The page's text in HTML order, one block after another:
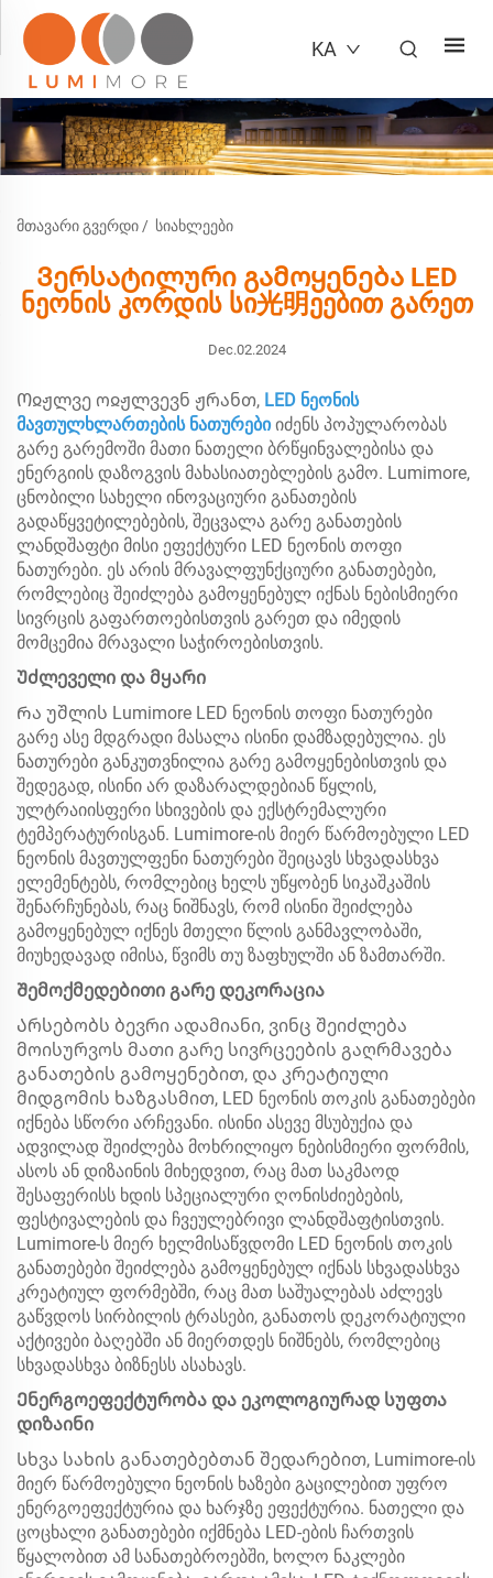
KA
ᲛᲗᲐᲕᲐᲠᲘ ᲒᲕᲔᲠᲓᲘ / ᲡᲘᲐᲮᲚᲔᲔᲑᲘ
Ვერსატილური გამოყენება LED
ნეონის კორდის სი光明ეებით გარეთ
Dec.02.2024
Ოჲჟლვე ოჲჟლვევნ ჟრანთ, LED ნეონის
მავთულხლართების ნათურებიიძენს პოპულარობას
გარე გარემოში მათი ნათელი ბრწყინვალებისა და
ენერგიის დაზოგვის მახასიათებლების გამო. Lumimore,
ცნობილი სახელი ინოვაციური განათების
გადაწყვეტილებების, შეცვალა გარე განათების
ლანდშაფტი მისი ეფექტური LED ნეონის თოფი
ნათურები. ეს არის მრავალფუნქციური განათებები,
რომლებიც შეიძლება გამოყენებულ იქნას ნებისმიერი
სივრცის გაფართოებისთვის გარეთ და იმედის
მომცემია მრავალი საჭიროებისთვის.
Უძლეველი და მყარი
Რა უშლის Lumimore LED ნეონის თოფი ნათურები
გარე ასე მდგრადი მასალა ისინი დამზადებულია. ეს
ნათურები განკუთვნილია გარე გამოყენებისთვის და
შედეგად, ისინი არ დაზარალდებიან წყლის,
ულტრაიისფერი სხივების და ექსტრემალური
ტემპერატურისგან. Lumimore-ის მიერ წარმოებული LED
ნეონის მავთულფენი ნათურები შეიცავს სხვადასხვა
ელემენტებს, რომლებიც ხელს უწყობენ სიკაშკაშის
შენარჩუნებას, რაც ნიშნავს, რომ ისინი შეიძლება
გამოყენებულ იქნეს მთელი წლის განმავლობაში,
მიუხედავად იმისა, წვიმს თუ ზაფხულში ან ზამთარში.
Შემოქმედებითი გარე დეკორაცია
Არსებობს ბევრი ადამიანი, ვინც შეიძლება
მოისურვოს მათი გარე სივრცეების გაღრმავება
განათების გამოყენებით, და კრეატიული
მიდგომის ხაზგასმით, LED ნეონის თოკის განათებები
იქნება სწორი არჩევანი. ისინი ასევე მსუბუქია და
ადვილად შეიძლება მოხრილიყო ნებისმიერი ფორმის,
ასოს ან დიზაინის მიხედვით, რაც მათ საკმაოდ
შესაფერისს ხდის სპეციალური ღონისძიებების,
ფესტივალების და ჩვეულებრივი ლანდშაფტისთვის.
Lumimore-ს მიერ ხელმისაწვდომი LED ნეონის თოკის
განათებები შეიძლება გამოყენებულ იქნას სხვადასხვა
კრეატიულ ფორმებში, რაც მათ საშუალებას აძლევს
გაწვდოს სირბილის ტრასები, განათოს დეკორატიული
აქტივები ბაღებში ან მიერთდეს ნიშნებს, რომლებიც
სხვადასხვა ბიზნესს ასახავს.
Ენერგოეფექტურობა და ეკოლოგიურად სუფთა
დიზაინი
Სხვა სახის განათებებთან შედარებით, Lumimore-ის
მიერ წარმოებული ნეონის ხაზები გაცილებით უფრო
ენერგოეფექტურია და ხარჯზე ეფექტურია. ნათელი და
ცოცხალი განათებები იქმნება LED-ების ჩართვის
წყალობით ამ სანათებროებში, ხოლო ნაკლები